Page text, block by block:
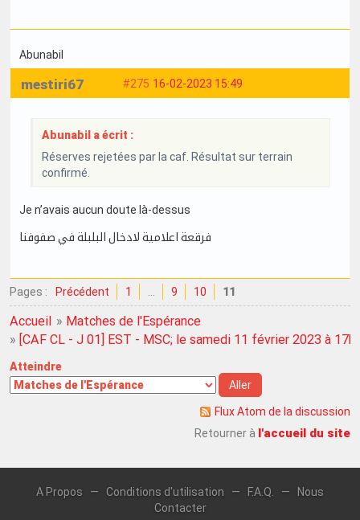
Abunabil
#275 16-02-2023 15:49
mestiri67
Abunabil a écrit :
Réserves rejetées par la caf. Résultat sur terrain
confirmé.
Je n’avais aucun doute là-dessus
فرقعة اعلامية لادخال البلبلة في صفوفنا
Pages : Précédent 1 9 10 11
Accueil » Matches de l'Espérance
» [CAF CL - J 01] EST - MSC; le samedi 11 février 2023 à
Atteindre
Flux Atom de la discussion
Retourner à l'accueil du site
A Propos — Conditions d'utilisation — F.A.Q. —
Nous
Contacter